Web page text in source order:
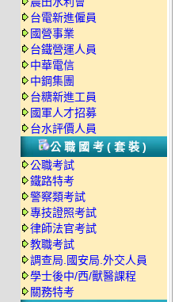
台電新進僱員
國營事業
台鐵營運人員
中華電信
中鋼集團
台糖新進工員
國軍人才招募
台水評價人員
公職國考(套裝)
公職考試
鐵路特考
警察類考試
專技證照考試
律師法官考試
教職考試
調查局.國安局.外交人員
學士後中/西/獸醫課程
關務特考